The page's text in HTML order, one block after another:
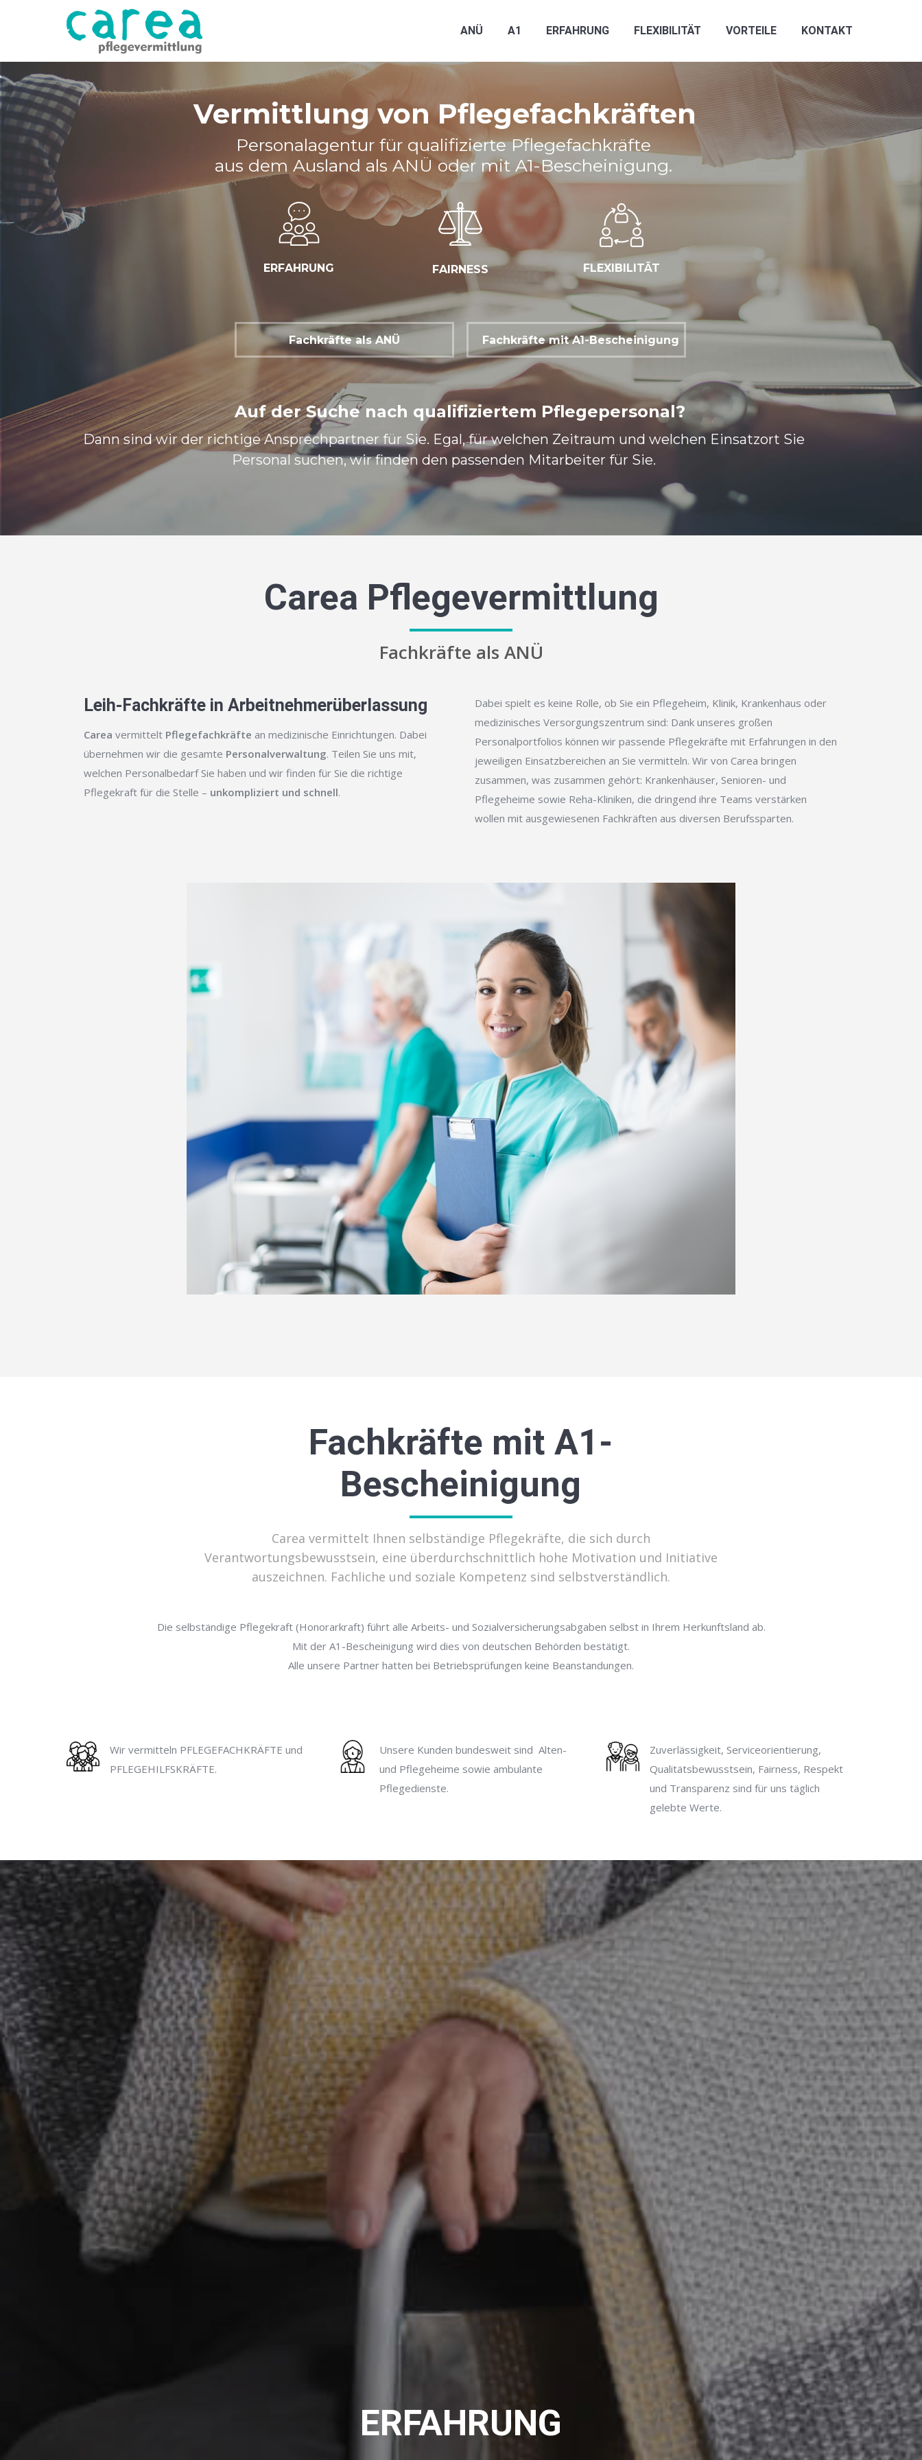
ANÜ A1 ERFAHRUNG FLEXIBILITÄT VORTEILE KONTAKT
Vermittlung von Pflegefachkräften
ERFAHRUNG FAIRNESS FLEXIBILITÄT
Fachkräfte als ANÜ Fachkräfte mit A1-Bescheinigung
Personalagentur für qualifizierte Pflegefachkräfte
aus dem Ausland als ANÜ oder mit A1-Bescheinigung.
Auf der Suche nach qualifiziertem Pflegepersonal?
Dann sind wir der richtige Ansprechpartner für Sie. Egal, für welchen Zeitraum und welchen Einsatzort Sie
Personal suchen, wir finden den passenden Mitarbeiter für Sie.
Carea Pflegevermittlung
Fachkräfte als ANÜ
Leih-Fachkräfte in Arbeitnehmerüberlassung
Carea vermittelt Pflegefachkräfte an medizinische Einrichtungen. Dabei
übernehmen wir die gesamte Personalverwaltung. Teilen Sie uns mit,
welchen Personalbedarf Sie haben und wir finden für Sie die richtige
Pflegekraft für die Stelle – unkompliziert und schnell.
Dabei spielt es keine Rolle, ob Sie ein Pflegeheim, Klinik, Krankenhaus oder
medizinisches Versorgungszentrum sind: Dank unseres großen
Personalportfolios können wir passende Pflegekräfte mit Erfahrungen in den
jeweiligen Einsatzbereichen an Sie vermitteln. Wir von Carea bringen
zusammen, was zusammen gehört: Krankenhäuser, Senioren- und
Pflegeheime sowie Reha-Kliniken, die dringend ihre Teams verstärken
wollen mit ausgewiesenen Fachkräften aus diversen Berufssparten.
Fachkräfte mit A1-
Bescheinigung
Carea vermittelt Ihnen selbständige Pflegekräfte, die sich durch
Verantwortungsbewusstsein, eine überdurchschnittlich hohe Motivation und Initiative
auszeichnen. Fachliche und soziale Kompetenz sind selbstverständlich.
Die selbständige Pflegekraft (Honorarkraft) führt alle Arbeits- und Sozialversicherungsabgaben selbst in Ihrem Herkunftsland ab.
Mit der A1-Bescheinigung wird dies von deutschen Behörden bestätigt.
Alle unsere Partner hatten bei Betriebsprüfungen keine Beanstandungen.
Wir vermitteln PFLEGEFACHKRÄFTE und
PFLEGEHILFSKRÄFTE.
Unsere Kunden bundesweit sind Alten-
und Pflegeheime sowie ambulante
Pflegedienste.
Zuverlässigkeit, Serviceorientierung,
Qualitätsbewusstsein, Fairness, Respekt
und Transparenz sind für uns täglich
gelebte Werte.
ERFAHRUNG